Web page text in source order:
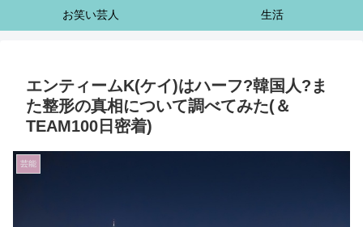
お笑い芸人 生活
エンティームK(ケイ)はハーフ?韓国人?ま
た整形の真相について調べてみた(＆
TEAM100日密着)
芸能